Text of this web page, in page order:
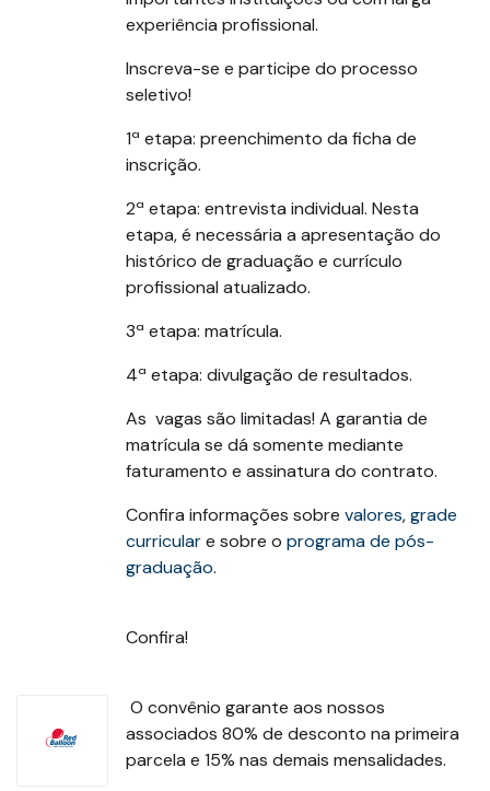
experiência profissional.
Inscreva-se e participe do processo
seletivo!
1ª etapa: preenchimento da ficha de
inscrição.
2ª etapa: entrevista individual. Nesta
etapa, é necessária a apresentação do
histórico de graduação e currículo
profissional atualizado.
3ª etapa: matrícula.
4ª etapa: divulgação de resultados.
As vagas são limitadas! A garantia de
matrícula se dá somente mediante
faturamento e assinatura do contrato.
Confira informações sobre valores,grade
curriculare sobre o programa de pós-
graduação.
Confira!
O convênio garante aos nossos
associados 80% de desconto na primeira
parcela e 15% nas demais mensalidades.